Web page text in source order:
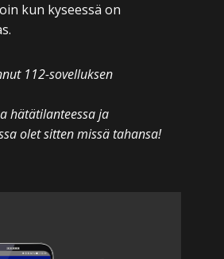
kun kyseessä on
112-sovelluksen
hätätilanteessa ja
olet sitten missä tahansa!